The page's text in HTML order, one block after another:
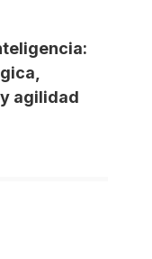
agilidad